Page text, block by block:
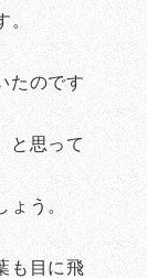
。
たのです
と思って
う。
も目に飛